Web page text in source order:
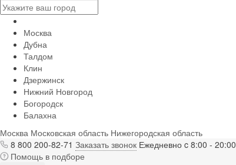
Москва
Дубна
Талдом
Клин
Дзержинск
Нижний Новгород
Богородск
Балахна
Москва Московская область Нижегородская область
8 800 200-82-71 Заказать звонок Ежедневно c 8:00 - 20:00
Помощь в подборе